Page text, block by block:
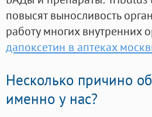
повысят выносливость
работу многих внутренних
дапоксетин в аптеках
Несколько причино
именно у нас?